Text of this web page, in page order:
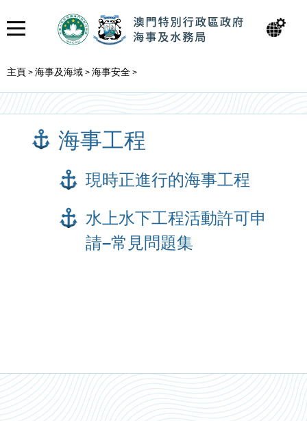
主頁 > 海事及海域 > 海事安全 >
海事工程
現時正進行的海事工程
水上水下工程活動許可申
請–常見問題集